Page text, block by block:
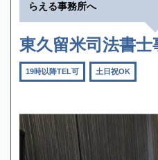
らえる事務所へ
東久留米司法書士
19時以降TEL可 土日祝OK